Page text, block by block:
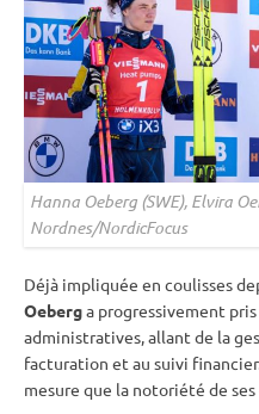
Hanna Oeberg (SWE), Elvira
Nordnes/NordicFocus
Déjà impliquée en coulisses
Oeberga progressivement
administratives, allant de la
facturation et au suivi
mesure que la notoriété de